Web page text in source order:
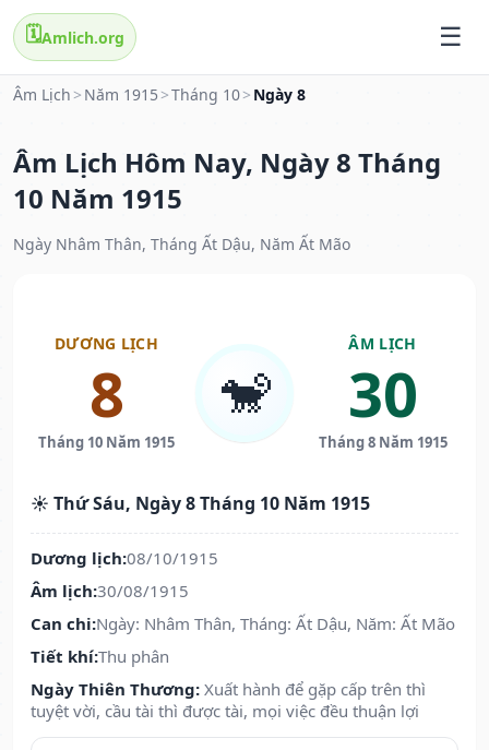
🗓️Amlich.org
Âm Lịch > Năm 1915 >Tháng 10> Ngày 8
Âm Lịch Hôm Nay, Ngày 8 Tháng
10 Năm 1915
Ngày Nhâm Thân, Tháng Ất Dậu, Năm Ất Mão
DƯƠNG LỊCH
8
Tháng 10 Năm 1915
🐒
ÂM LỊCH
30
Tháng 8 Năm 1915
☀️ Thứ Sáu, Ngày 8 Tháng 10 Năm 1915
Dương lịch:08/10/1915
Âm lịch:30/08/1915
Can chi:Ngày: Nhâm Thân, Tháng: Ất Dậu, Năm: Ất Mão
Tiết khí:Thu phân
Ngày Thiên Thương: Xuất hành để gặp cấp trên thì
tuyệt vời, cầu tài thì được tài, mọi việc đều thuận lợi